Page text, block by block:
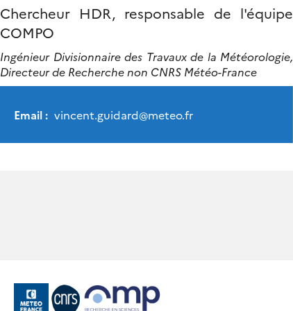
Chercheur HDR, responsable de l'équipe
COMPO
Ingénieur Divisionnaire des Travaux de la Météorologie,
Directeur de Recherche non CNRS Météo-France
Email : vincent.guidard@meteo.fr